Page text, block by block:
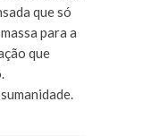
que só
para a
que